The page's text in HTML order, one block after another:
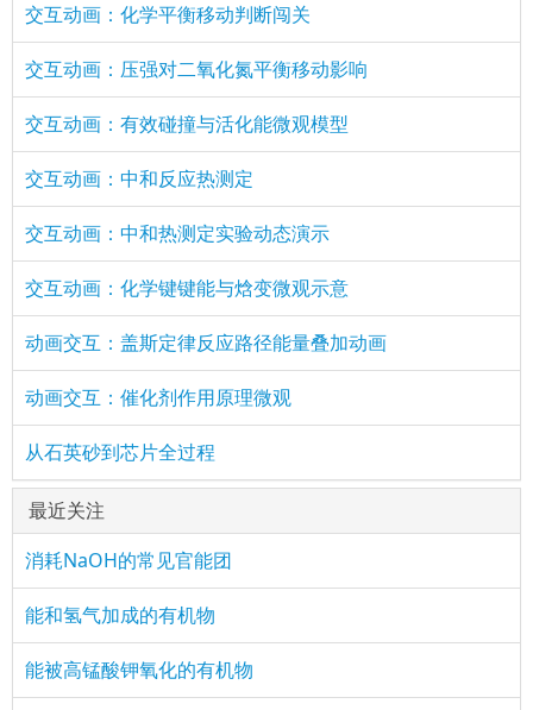
交互动画：化学平衡移动判断闯关
交互动画：压强对二氧化氮平衡移动影响
交互动画：有效碰撞与活化能微观模型
交互动画：中和反应热测定
交互动画：中和热测定实验动态演示
交互动画：化学键键能与焓变微观示意
动画交互：盖斯定律反应路径能量叠加动画
动画交互：催化剂作用原理微观
从石英砂到芯片全过程
最近关注
消耗NaOH的常见官能团
能和氢气加成的有机物
能被高锰酸钾氧化的有机物